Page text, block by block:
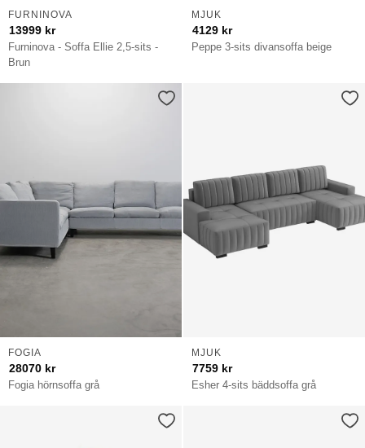
Furninova - Soffa Ellie 2,5-sits -
Brun
FURNINOVA
13999 kr
Peppe 3-sits divansoffa beige
MJUK
4129 kr
Fogia hörnsoffa grå
FOGIA
28070 kr
Esher 4-sits bäddsoffa grå
MJUK
7759 kr